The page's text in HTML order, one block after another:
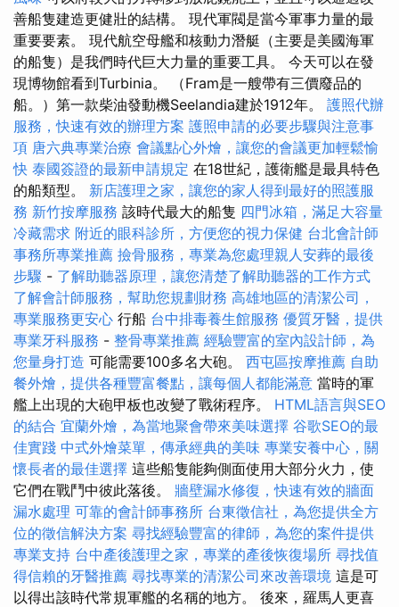
善船隻建造更健壯的結構。 現代軍閥是當今軍事力量的最
重要要素。 現代航空母艦和核動力潛艇（主要是美國海軍
的船隻）是我們時代巨大力量的重要工具。 今天可以在發
現博物館看到Turbinia。 （Fram是一艘帶有三價廢品的
船。）第一款柴油發動機Seelandia建於1912年。 護照代辦
服務，快速有效的辦理方案 護照申請的必要步驟與注意事
項 唐六典專業治療 會議點心外燴，讓您的會議更加輕鬆愉
快 泰國簽證的最新申請規定 在18世紀，護衛艦是最具特色
的船類型。 新店護理之家，讓您的家人得到最好的照護服
務 新竹按摩服務 該時代最大的船隻 四門冰箱，滿足大容量
冷藏需求 附近的眼科診所，方便您的視力保健 台北會計師
事務所專業推薦 撿骨服務，專業為您處理親人安葬的最後
步驟 - 了解助聽器原理，讓您清楚了解助聽器的工作方式
了解會計師服務，幫助您規劃財務 高雄地區的清潔公司，
專業服務更安心 行船 台中排毒養生館服務 優質牙醫，提供
專業牙科服務 - 整骨專業推薦 經驗豐富的室內設計師，為
您量身打造 可能需要100多名大砲。 西屯區按摩推薦 自助
餐外燴，提供各種豐富餐點，讓每個人都能滿意 當時的軍
艦上出現的大砲甲板也改變了戰術程序。 HTML語言與SEO
的結合 宜蘭外燴，為當地聚會帶來美味選擇 谷歌SEO的最
佳實踐 中式外燴菜單，傳承經典的美味 專業安養中心，關
懷長者的最佳選擇 這些船隻能夠側面使用大部分火力，使
它們在戰鬥中彼此落後。 牆壁漏水修復，快速有效的牆面
漏水處理 可靠的會計師事務所 台東徵信社，為您提供全方
位的徵信解決方案 尋找經驗豐富的律師，為您的案件提供
專業支持 台中產後護理之家，專業的產後恢復場所 尋找值
得信賴的牙醫推薦 尋找專業的清潔公司來改善環境 這是可
以得出該時代常規軍艦的名稱的地方。 後來，羅馬人更喜